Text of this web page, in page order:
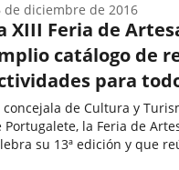
XIII Feria de
catálogo de
para
concejala de Cultura y
Portugalete, la Feria de
su 13ª edición y que
de diciembre de 2016